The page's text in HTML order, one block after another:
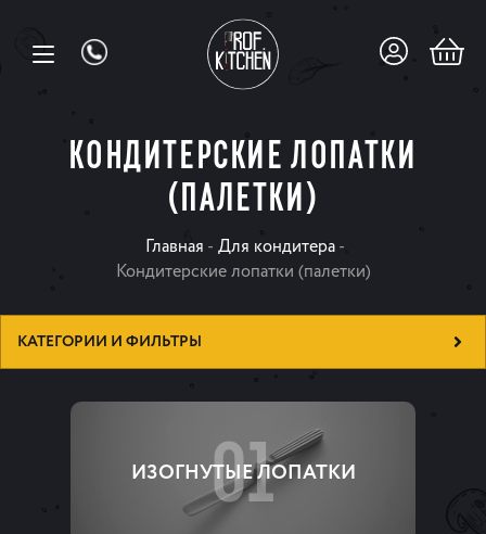
КОНДИТЕРСКИЕ ЛОПАТКИ
(ПАЛЕТКИ)
Главная - Для кондитера-
Кондитерские лопатки (палетки)
КАТЕГОРИИ И ФИЛЬТРЫ
01
ИЗОГНУТЫЕ ЛОПАТКИ